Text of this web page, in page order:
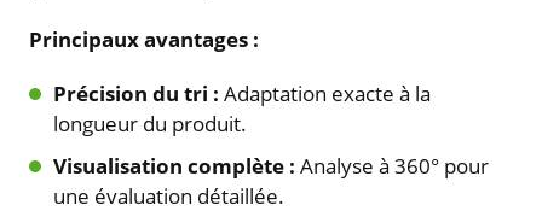
Principaux avantages :
Précision du tri : Adaptation exacte à la
longueur du produit.
Visualisation complète : Analyse à 360° pour
une évaluation détaillée.